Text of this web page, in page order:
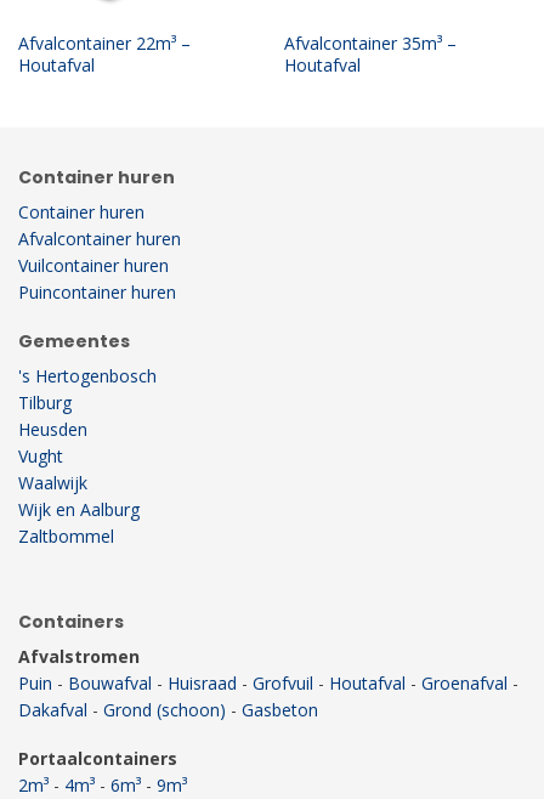
Afvalcontainer 22m³ –
Houtafval
Afvalcontainer 35m³ –
Houtafval
Container huren
Container huren
Afvalcontainer huren
Vuilcontainer huren
Puincontainer huren
Gemeentes
's Hertogenbosch
Tilburg
Heusden
Vught
Waalwijk
Wijk en Aalburg
Zaltbommel
Containers
Afvalstromen
Puin - Bouwafval - Huisraad - Grofvuil - Houtafval - Groenafval -
Dakafval - Grond (schoon) - Gasbeton
Portaalcontainers
2m³ - 4m³ - 6m³ - 9m³